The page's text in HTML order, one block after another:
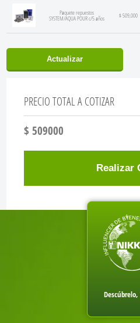
Paquete repuestos
SYSTEM/AQUA POUR c/5 años $ 509,000
Actualizar
PRECIO TOTAL A COTIZAR
$ 509000
Realizar